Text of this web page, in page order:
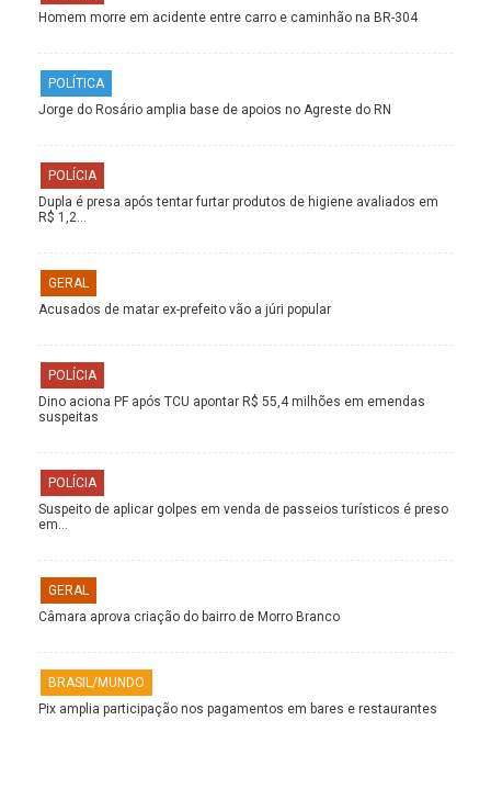
Homem morre em acidente entre carro e caminhão na BR-304
POLÍTICA
Jorge do Rosário amplia base de apoios no Agreste do RN
POLÍCIA
Dupla é presa após tentar furtar produtos de higiene avaliados em
R$ 1,2…
GERAL
Acusados de matar ex-prefeito vão a júri popular
POLÍCIA
Dino aciona PF após TCU apontar R$ 55,4 milhões em emendas
suspeitas
POLÍCIA
Suspeito de aplicar golpes em venda de passeios turísticos é preso
em…
GERAL
Câmara aprova criação do bairro de Morro Branco
BRASIL/MUNDO
Pix amplia participação nos pagamentos em bares e restaurantes